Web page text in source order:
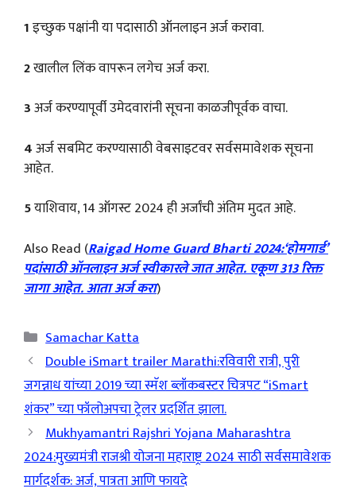
1इच्छुक पक्षांनी या पदासाठी ऑनलाइन अर्ज करावा.
2खालील लिंक वापरून लगेच अर्ज करा.
3अर्ज करण्यापूर्वी उमेदवारांनी सूचना काळजीपूर्वक वाचा.
4अर्ज सबमिट करण्यासाठी वेबसाइटवर सर्वसमावेशक सूचना
आहेत.
5याशिवाय, 14 ऑगस्ट 2024 ही अर्जांची अंतिम मुदत आहे.
Also Read (Raigad Home Guard Bharti 2024:‘होमगार्ड’
पदांसाठी ऑनलाइन अर्ज स्वीकारले जात आहेत. एकूण 313 रिक्त
जागा आहेत. आता अर्ज करा)
Categories
Samachar Katta
Double iSmart trailer Marathi:रविवारी रात्री, पुरी
जगन्नाध यांच्या 2019 च्या स्मॅश ब्लॉकबस्टर चित्रपट “iSmart
शंकर” च्या फॉलोअपचा ट्रेलर प्रदर्शित झाला.
Mukhyamantri Rajshri Yojana Maharashtra
2024:मुख्यमंत्री राजश्री योजना महाराष्ट्र 2024 साठी सर्वसमावेशक
मार्गदर्शक: अर्ज, पात्रता आणि फायदे